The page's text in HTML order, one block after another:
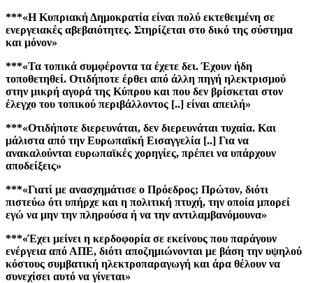
***«Η Κυπριακή Δημοκρατία είναι πολύ εκτεθειμένη σε
ενεργειακές αβεβαιότητες. Στηρίζεται στο δικό της σύστημα
και μόνον»
***«Τα τοπικά συμφέροντα τα έχετε δει. Έχουν ήδη
τοποθετηθεί. Οτιδήποτε έρθει από άλλη πηγή ηλεκτρισμού
στην μικρή αγορά της Κύπρου και που δεν βρίσκεται στον
έλεγχο του τοπικού περιβάλλοντος [..] είναι απειλή»
***«Οτιδήποτε διερευνάται, δεν διερευνάται τυχαία. Και
μάλιστα από την Ευρωπαϊκή Εισαγγελία [..] Για να
ανακαλούνται ευρωπαϊκές χορηγίες, πρέπει να υπάρχουν
αποδείξεις»
***«Γιατί με ανασχημάτισε ο Πρόεδρος; Πρώτον, διότι
πιστεύω ότι υπήρχε και η πολιτική πτυχή, την οποία μπορεί
εγώ να μην την πληρούσα ή να την αντιλαμβανόμουνα»
***«Έχει μείνει η κερδοφορία σε εκείνους που παράγουν
ενέργεια από ΑΠΕ, διότι αποζημιώνονται με βάση την υψηλού
κόστους συμβατική ηλεκτροπαραγωγή και άρα θέλουν να
συνεχίσει αυτό να γίνεται»